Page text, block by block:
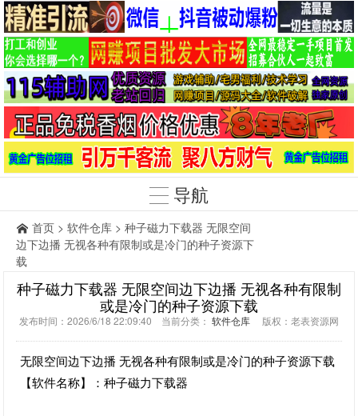
导航
首页 > 软件仓库 > 种子磁力下载器 无限空间
边下边播 无视各种有限制或是冷门的种子资源下
载
种子磁力下载器 无限空间边下边播 无视各种有限制
或是冷门的种子资源下载
发布时间：2026/6/18 22:09:40 当前分类： 软件仓库 版权：老表资源网
无限空间边下边播 无视各种有限制或是冷门的种子资源下载
【软件名称】：种子磁力下载器